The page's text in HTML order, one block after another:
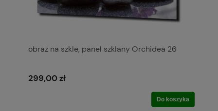
obraz na szkle, panel szklany Orchidea 26
299,00 zł
Do koszyka